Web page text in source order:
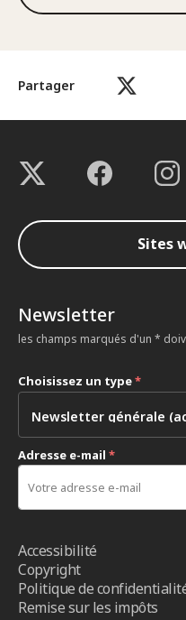
Partager
Sites
Newsletter
les champs marqués d'un *
Choisissez un type*
Adresse e-mail *
Accessibilité
Copyright
Politique de
Remise sur les impôts